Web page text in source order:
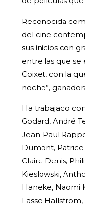
Reconocida
del cine
sus inicios con
entre las que se
Coixet, con la
noche”,
Ha trabajado
Godard, André
Jean-Paul
Dumont,
Claire Denis,
Kieslowski,
Haneke, Naomi
Lasse